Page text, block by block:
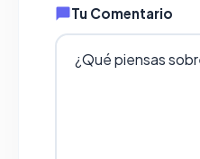
Tu Comentario